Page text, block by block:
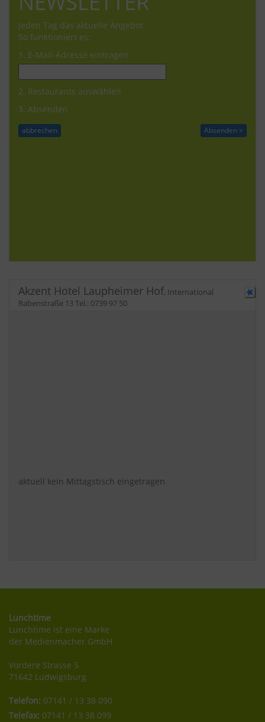
Jeden Tag das aktuelle Angebot
So funktioniert es:
1. E-Mail-Adresse eintragen
2. Restaurants auswählen
3. Absenden
Akzent Hotel Laupheimer Hof, International
Rabenstraße 13Tel.: 0739 97 50
aktuell kein Mittagstisch eingetragen
Lunchtime
Lunchtime ist eine Marke
der Medienmacher GmbH
Vordere Strasse 5
71642 Ludwigsburg
Telefon: 07141 / 13 38 090
Telefax: 07141 / 13 38 099